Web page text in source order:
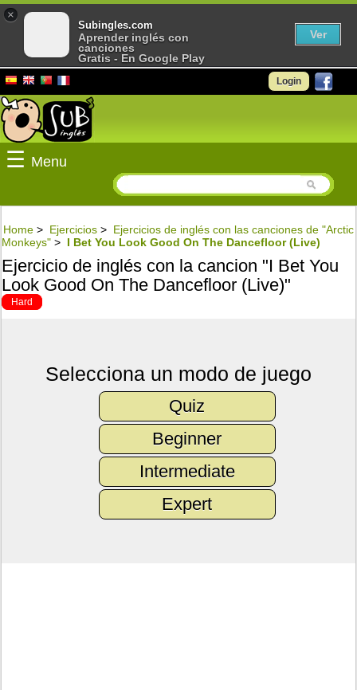
Login
☰ Menu
Home > Ejercicios > Ejercicios de inglés con las canciones de "Arctic
Monkeys" > I Bet You Look Good On The Dancefloor (Live)
Ejercicio de inglés con la cancion "I Bet You
Look Good On The Dancefloor (Live)"
Hard
Selecciona un modo de juego
Quiz
Beginner
Intermediate
Expert
×
Subingles.com
Aprender inglés con
canciones
Gratis - En Google Play
Ver